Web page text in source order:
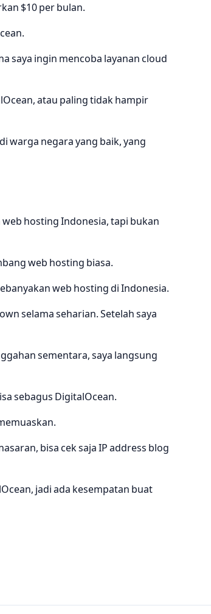
$10 per bulan.
saya ingin mencoba layanan cloud
atau paling tidak hampir
warga negara yang baik, yang
hosting Indonesia, tapi bukan
web hosting biasa.
web hosting di Indonesia.
selama seharian. Setelah saya
sementara, saya langsung
sebagus DigitalOcean.
bisa cek saja IP address blog
jadi ada kesempatan buat